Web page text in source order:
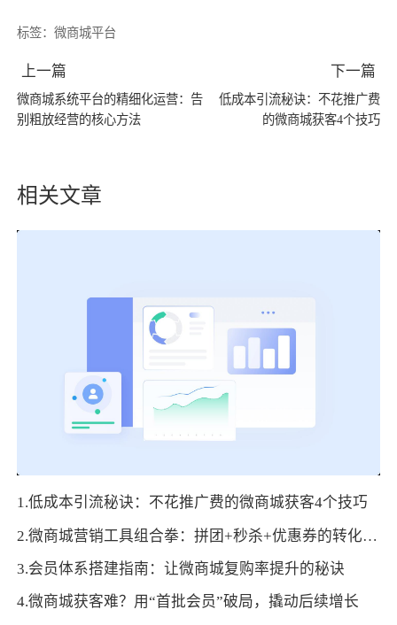
标签：微商城平台
上一篇
微商城系统平台的精细化运营：告
别粗放经营的核心方法
下一篇
低成本引流秘诀：不花推广费
的微商城获客4个技巧
相关文章
1.低成本引流秘诀：不花推广费的微商城获客4个技巧
2.微商城营销工具组合拳：拼团+秒杀+优惠券的转化公式
3.会员体系搭建指南：让微商城复购率提升的秘诀
4.微商城获客难？用“首批会员”破局，撬动后续增长